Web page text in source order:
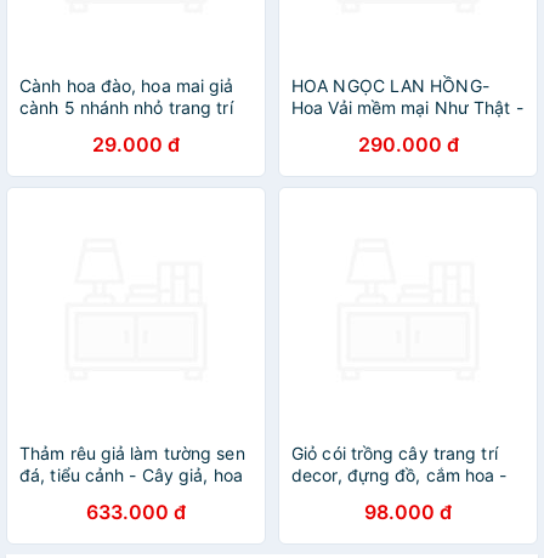
Cành hoa đào, hoa mai giả
cành 5 nhánh nhỏ trang trí
trang trí nhà cửa
29.000 đ
HOA NGỌC LAN HỒNG-
Hoa Vải mềm mại Như Thật -
Size 125cm290.000 đ
Thảm rêu giả làm tường sen
đá, tiểu cảnh - Cây giả, hoa
633.000 đ
Giỏ cói trồng cây trang trí
decor, đựng đồ, cắm hoa -
98.000 đ